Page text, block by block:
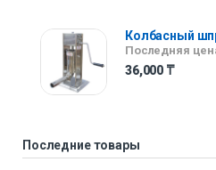
Колбасный
Последняя
36,000 ₸
Последние товары